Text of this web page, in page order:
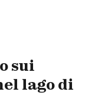
sui
lago di